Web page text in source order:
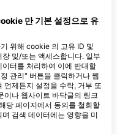
Diver
Point Road, 0622
뉴질랜드
만 기본 설정으로 유
위해 cookie 의 고유 ID 및
및/또는 액세스합니다. 일부
터를 처리하여 이에 반대할
관리" 버튼을 클릭하거나 웹
언제든지 설정을 수락, 거부 또
이나 웹사이트 바닥글의 링크
당 페이지에서 동의를 철회할
검색 데이터에는 영향을 미